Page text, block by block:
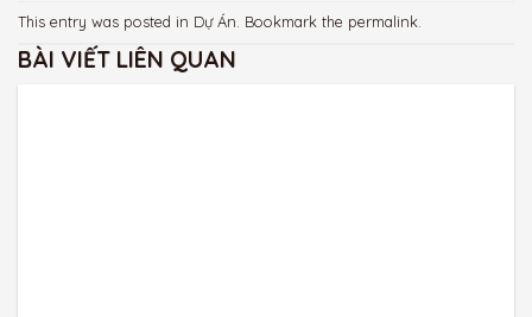
This entry was posted in Dự Án . Bookmark the permalink
BÀI VIẾT LIÊN QUAN